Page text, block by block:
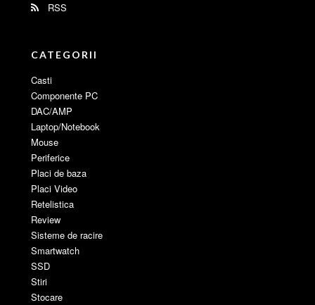
RSS
CATEGORII
Casti
Componente PC
DAC/AMP
Laptop/Notebook
Mouse
Periferice
Placi de baza
Placi Video
Retelistica
Review
Sisteme de racire
Smartwatch
SSD
Stiri
Stocare